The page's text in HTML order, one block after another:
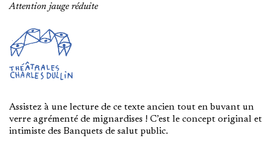
Attention jauge réduite
Assistez à une lecture de ce texte ancien tout en buvant un
verre agrémenté de mignardises ! C’est le concept original et
intimiste des Banquets de salut public.